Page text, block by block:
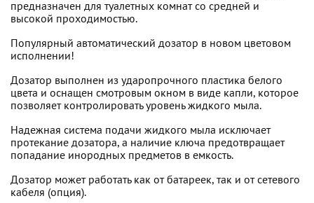
предназначен для туалетных комнат со средней и
высокой проходимостью.
Популярный автоматический дозатор в новом цветовом
исполнении!
Дозатор выполнен из ударопрочного пластика белого
цвета и оснащен смотровым окном в виде капли, которое
позволяет контролировать уровень жидкого мыла.
Надежная система подачи жидкого мыла исключает
протекание дозатора, а наличие ключа предотвращает
попадание инородных предметов в емкость.
Дозатор может работать как от батареек, так и от сетевого
кабеля (опция).